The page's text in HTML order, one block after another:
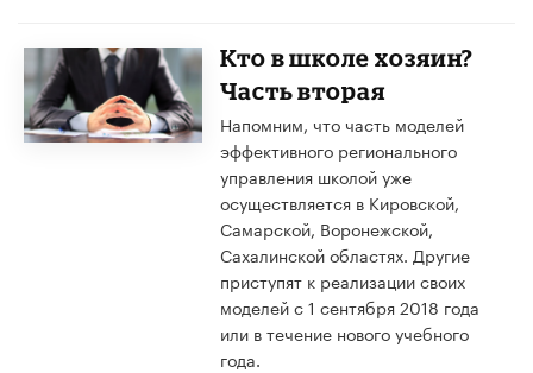
Кто в школе хозяин?
Часть вторая
Напомним, что часть моделей
эффективного регионального
управления школой уже
осуществляется в Кировской,
Самарской, Воронежской,
Сахалинской областях. Другие
приступят к реализации своих
моделей с 1 сентября 2018 года
или в течение нового учебного
года.